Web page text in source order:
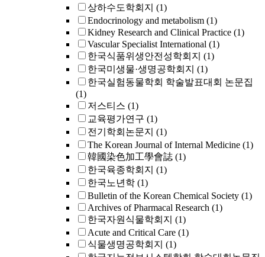
상하수도학회지 (1)
Endocrinology and metabolism (1)
Kidney Research and Clinical Practice (1)
Vascular Specialist International (1)
한국식품위생안전성학회지 (1)
한국미생물·생명공학회지 (1)
한국실험동물학회 학술발표대회 논문집
(1)
저스티스 (1)
교육평가연구 (1)
전기학회논문지 (1)
The Korean Journal of Internal Medicine (1)
韓國染色加工學會誌 (1)
한국육종학회지 (1)
한국노년학 (1)
Bulletin of the Korean Chemical Society (1)
Archives of Pharmacal Research (1)
한국자원식물학회지 (1)
Acute and Critical Care (1)
식물생명공학회지 (1)